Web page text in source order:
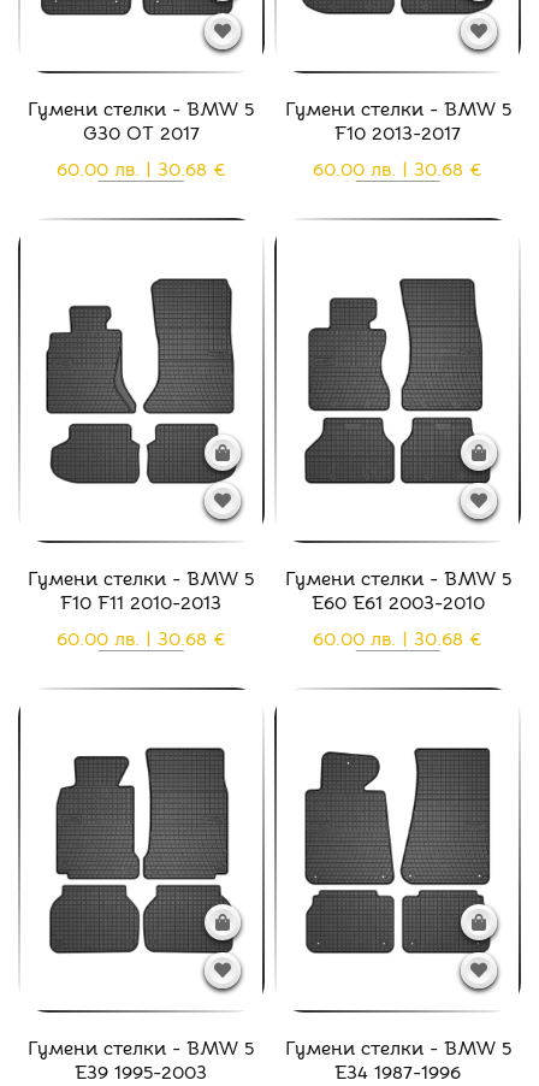
Гумени стелки - BMW 5
G30 ОТ 2017
60.00 лв. | 30.68 €
Гумени стелки - BMW 5
F10 2013-2017
60.00 лв. | 30.68 €
Гумени стелки - BMW 5
F10 F11 2010-2013
60.00 лв. | 30.68 €
Гумени стелки - BMW 5
E60 E61 2003-2010
60.00 лв. | 30.68 €
Гумени стелки - BMW 5
E39 1995-2003
Гумени стелки - BMW 5
E34 1987-1996